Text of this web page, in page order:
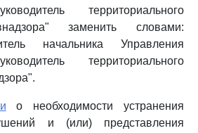
территориального
заменить словами:
начальника Управления
территориального
о необходимости устранения
и (или) представления